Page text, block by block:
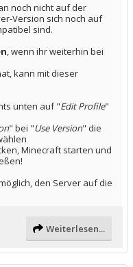
noch nicht auf der
Version sich noch auf
sind.
, wenn ihr weiterhin bei
kann mit dieser
unten auf "Edit Profile"
" bei "Use Version" die
Minecraft starten und
den Server auf die
Weiterlesen...